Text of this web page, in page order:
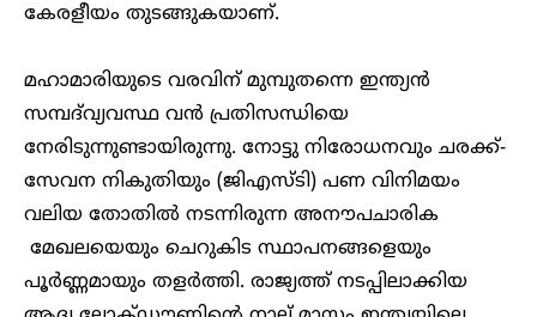
കേരളീയം തുടങ്ങുകയാണ്.
മഹാമാരിയുടെ വരവിന് മുമ്പുതന്നെ ഇന്ത്യൻ
സമ്പദ്‌വ്യവസ്ഥ വൻ പ്രതിസന്ധിയെ
നേരിടുന്നുണ്ടായിരുന്നു. നോട്ടു നിരോധനവും ചരക്ക്-
സേവന നികുതിയും (ജിഎസ്ടി) പണ വിനിമയം
വലിയ തോതിൽ നടന്നിരുന്ന അനൗപചാരിക
മേഖലയെയും ചെറുകിട സ്ഥാപനങ്ങളെയും
പൂർണ്ണമായും തളർത്തി. രാജ്യത്ത് നടപ്പിലാക്കിയ